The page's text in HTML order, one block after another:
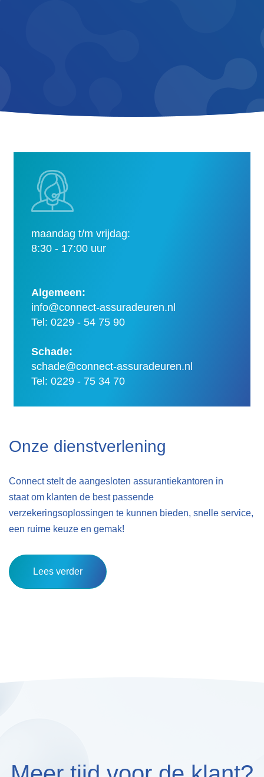
maandag t/m vrijdag:
8:30 - 17:00 uur
Algemeen:
info@connect-assuradeuren.nl
Tel: 0229 - 54 75 90
Schade:
schade@connect-assuradeuren.nl
Tel: 0229 - 75 34 70
Onze dienstverlening
Connect stelt de aangesloten assurantiekantoren in
staat om klanten de best passende
verzekeringsoplossingen te kunnen bieden, snelle service,
een ruime keuze en gemak!
Lees verder